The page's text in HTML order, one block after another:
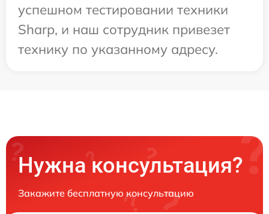
успешном тестировании техники
Sharp, и наш сотрудник привезет
технику по указанному адресу.
Нужна консультация?
Закажите бесплатную консультацию